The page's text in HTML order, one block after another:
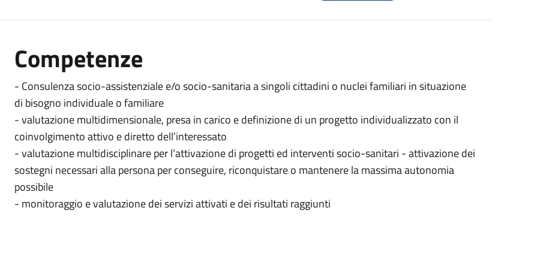
Competenze
- Consulenza socio-assistenziale e/o socio-sanitaria a singoli cittadini o nuclei familiari in situazione
di bisogno individuale o familiare
- valutazione multidimensionale, presa in carico e definizione di un progetto individualizzato con il
coinvolgimento attivo e diretto dell’interessato
- valutazione multidisciplinare per l’attivazione di progetti ed interventi socio-sanitari - attivazione dei
sostegni necessari alla persona per conseguire, riconquistare o mantenere la massima autonomia
possibile
- monitoraggio e valutazione dei servizi attivati e dei risultati raggiunti